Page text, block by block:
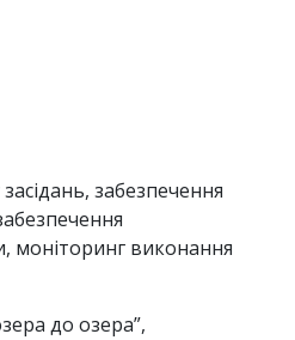
забезпечення
моніторинг виконання
до озера”,